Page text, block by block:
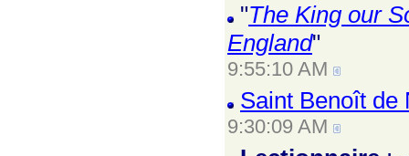
"The King our
England"
9:55:10 AM
Saint Benoît de
9:30:09 AM